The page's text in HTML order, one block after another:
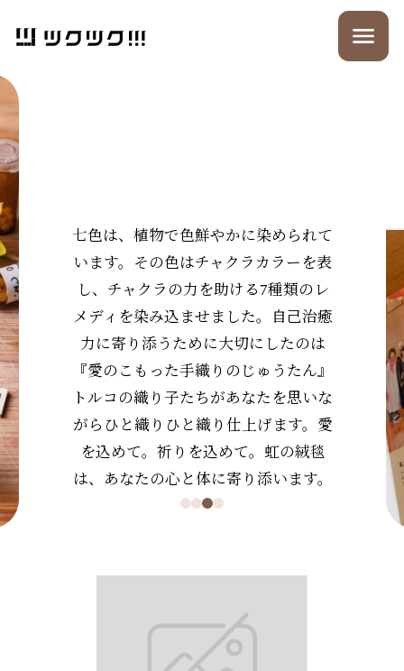
七色は、植物で色鮮やかに染められて
います。その色はチャクラカラーを表
し、チャクラの力を助ける7種類のレ
メディを染み込ませました。自己治癒
力に寄り添うために大切にしたのは
『愛のこもった手織りのじゅうたん』
トルコの織り子たちがあなたを思いな
がらひと織りひと織り仕上げます。愛
を込めて。祈りを込めて。虹の絨毯
は、あなたの心と体に寄り添います。